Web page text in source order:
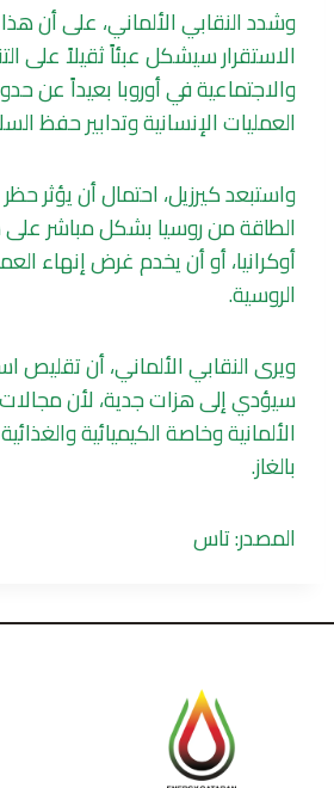
وشدد النقابي الألماني، على أن
الاستقرار سيشكل عبئاً ثقيلاً على
والاجتماعية في أوروبا بعيداً عن
العمليات الإنسانية وتدابير حفظ
واستبعد كيرزيل، احتمال أن يؤثر
الطاقة من روسيا بشكل مباشر
أوكرانيا، أو أن يخدم غرض إنهاء
الروسية.
ويرى النقابي الألماني، أن تقليص
سيؤدي إلى هزات جدية، لأن
الألمانية وخاصة الكيميائية
بالغاز.
المصدر: تاس